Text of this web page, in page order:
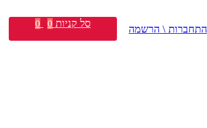
התחברות \ הרשמה סל קניות 0
0